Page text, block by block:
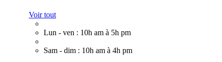
Voir tout
Lun - ven : 10h am à 5h pm
Sam - dim : 10h am à 4h pm